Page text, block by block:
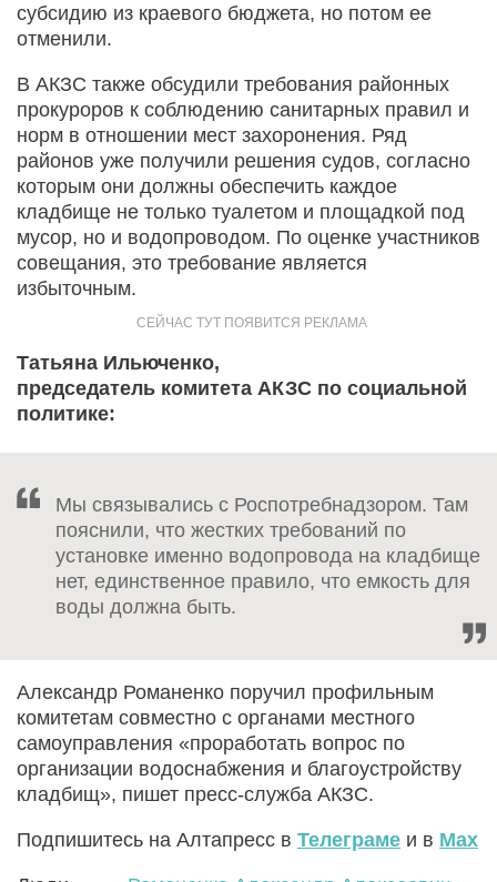
субсидию из краевого бюджета, но потом ее
отменили.
В АКЗС также обсудили требования районных
прокуроров к соблюдению санитарных правил и
норм в отношении мест захоронения. Ряд
районов уже получили решения судов, согласно
которым они должны обеспечить каждое
кладбище не только туалетом и площадкой под
мусор, но и водопроводом. По оценке участников
совещания, это требование является
избыточным.
Татьяна Ильюченко,
председатель комитета АКЗС по социальной
политике:
Мы связывались с Роспотребнадзором. Там
пояснили, что жестких требований по
установке именно водопровода на кладбище
нет, единственное правило, что емкость для
воды должна быть.
Александр Романенко поручил профильным
комитетам совместно с органами местного
самоуправления «проработать вопрос по
организации водоснабжения и благоустройству
кладбищ», пишет пресс-служба АКЗС.
Подпишитесь на Алтапресс в Телеграме и в Max